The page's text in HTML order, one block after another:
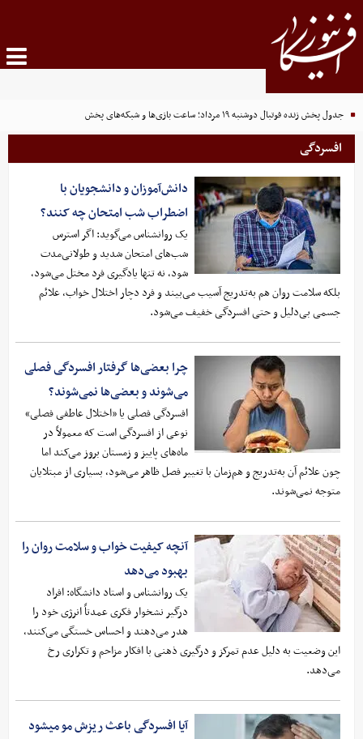
جدول پخش زنده فوتبال دوشنبه ۱۹ مرداد؛ ساعت بازی‌ها و شبکه‌های پخش
افسردگی
دانش‌آموزان و دانشجویان با
اضطراب شب امتحان چه کنند؟
یک روانشناس می‌گوید: اگر استرس
شب‌های امتحان شدید و طولانی‌مدت
شود، نه ‌تنها یادگیری فرد مختل می‌شود،
بلکه سلامت روان هم به‌تدریج آسیب می‌بیند و فرد دچار اختلال خواب، علائم
جسمی بی‌دلیل و حتی افسردگی خفیف می‌شود.
چرا بعضی‌ها گرفتار افسردگی فصلی
می‌شوند و بعضی‌ها نمی‌شوند؟
افسردگی فصلی یا «اختلال عاطفی فصلی»
نوعی از افسردگی است که معمولاً در
ماه‌های پاییز و زمستان بروز می‌کند اما
چون علائم آن به‌تدریج و هم‌زمان با تغییر فصل ظاهر می‌شود، بسیاری از مبتلایان
متوجه نمی‌شوند.
آنچه کیفیت خواب و سلامت روان را
بهبود می‌دهد
یک روانشناس و استاد دانشگاه: افراد
درگیر نشخوار فکری عمدتاً انرژی خود را
هدر می‌دهند و احساس خستگی می‌کنند،
این وضعیت به دلیل عدم تمرکز و درگیری ذهنی با افکار مزاحم و تکراری رخ
می‌دهد.
آیا افسردگی باعث ریزش مو میشود